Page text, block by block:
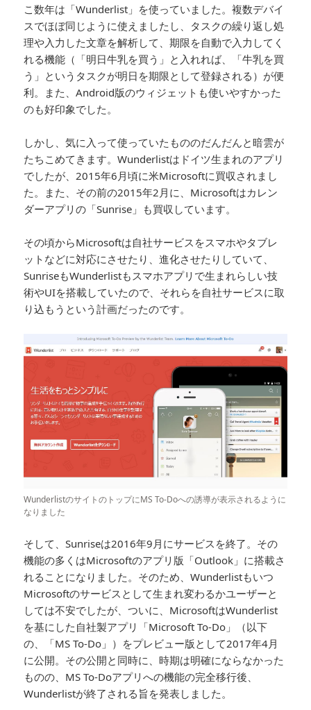
こ数年は「Wunderlist」を使っていました。複数デバイ
スでほぼ同じように使えましたし、タスクの繰り返し処
理や入力した文章を解析して、期限を自動で入力してく
れる機能（「明日牛乳を買う」と入れれば、「牛乳を買
う」というタスクが明日を期限として登録される）が便
利。また、Android版のウィジェットも使いやすかった
のも好印象でした。
しかし、気に入って使っていたもののだんだんと暗雲が
たちこめてきます。Wunderlistはドイツ生まれのアプリ
でしたが、2015年6月頃に米Microsoftに買収されまし
た。また、その前の2015年2月に、Microsoftはカレン
ダーアプリの「Sunrise」も買収しています。
その頃からMicrosoftは自社サービスをスマホやタブレ
ットなどに対応にさせたり、進化させたりしていて、
SunriseもWunderlistもスマホアプリで生まれらしい技
術やUIを搭載していたので、それらを自社サービスに取
り込もうという計画だったのです。
WunderlistのサイトのトップにMS To-Doへの誘導が表示されるように
なりました
そして、Sunriseは2016年9月にサービスを終了。その
機能の多くはMicrosoftのアプリ版「Outlook」に搭載さ
れることになりました。そのため、Wunderlistもいつ
Microsoftのサービスとして生まれ変わるかユーザーと
しては不安でしたが、ついに、MicrosoftはWunderlist
を基にした自社製アプリ「Microsoft To-Do」（以下
の、「MS To-Do」）をプレビュー版として2017年4月
に公開。その公開と同時に、時期は明確にならなかった
ものの、MS To-Doアプリへの機能の完全移行後、
Wunderlistが終了される旨を発表しました。